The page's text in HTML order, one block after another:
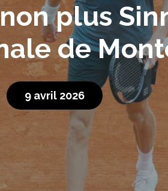
plus
de
9 avril 2026